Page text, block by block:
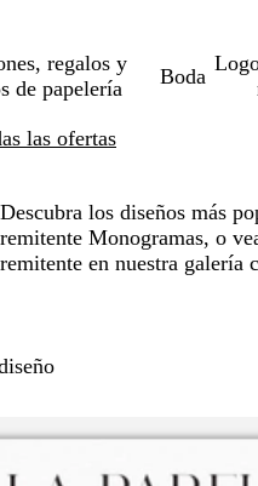
regalos y
de papelería
Boda
las ofertas
Descubra los diseños más
remitente Monogramas, o
remitente en nuestra galería